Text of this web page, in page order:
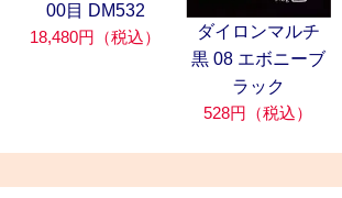
00目 DM532
18,480円（税込）
ダイロンマルチ
黒 08 エボニーブ
ラック
528円（税込）